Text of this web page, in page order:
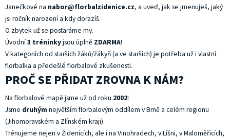
Janečkové na nabor@florbalzidenice.cz, a uveď, jak se jmenuješ, jaký
jsi ročník narození a kdy dorazíš.
O zbytek už se postaráme my.
Úvodní3 tréninkyjsou úplně ZDARMA!
V kategoriích od starších žáků/žákyň (a ve starších) je potřeba už i vlastní
florbalka a předešlé florbalové zkušenosti.
PROČ SE PŘIDAT ZROVNA K NÁM?
Na florbalové mapě jsme už od roku 2002!
Jsme druhým největším florbalovým oddílem v Brně a celém regionu
(Jihomoravském a Zlínském kraji).
Trénujeme nejen v Židenicích, ale i na Vinohradech, v Líšni, v Maloměřicích,